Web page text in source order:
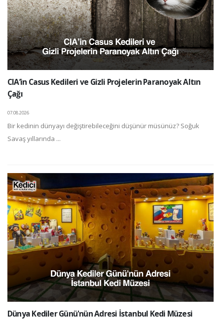
CIA’in Casus Kedileri ve Gizli Projelerin Paranoyak Altın
Çağı
07.08.2026
Bir kedinin dünyayı değiştirebileceğini düşünür müsünüz? Soğuk
Savaş yıllarında ...
Dünya Kediler Günü'nün Adresi İstanbul Kedi Müzesi